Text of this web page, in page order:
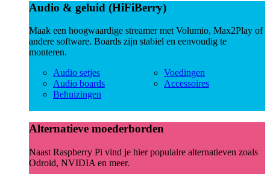
Audio & geluid (HiFiBerry)
Maak een hoogwaardige streamer met Volumio, Max2Play of
andere software. Boards zijn stabiel en eenvoudig te
monteren.
Audio setjes
Audio boards
Behuizingen
Voedingen
Accessoires
Alternatieve moederborden
Naast Raspberry Pi vind je hier populaire alternatieven zoals
Odroid, NVIDIA en meer.